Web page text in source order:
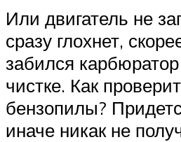
Или двигатель не
сразу глохнет,
забился
чистке. Как
бензопилы?
иначе никак не